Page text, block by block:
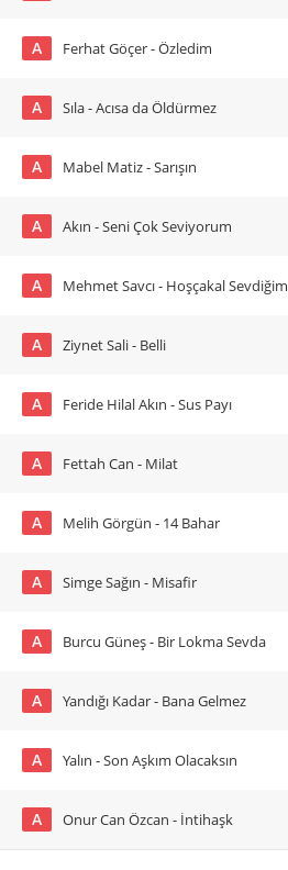
A Ferhat Göçer - Özledim
A Sıla - Acısa da Öldürmez
A Mabel Matiz - Sarışın
A Akın - Seni Çok Seviyorum
A Mehmet Savcı - Hoşçakal Sevdiğim
A Ziynet Sali - Belli
A Feride Hilal Akın - Sus Payı
A Fettah Can - Milat
A Melih Görgün - 14 Bahar
A Simge Sağın - Misafir
A Burcu Güneş - Bir Lokma Sevda
A Yandığı Kadar - Bana Gelmez
A Yalın - Son Aşkım Olacaksın
A Onur Can Özcan - İntihaşk